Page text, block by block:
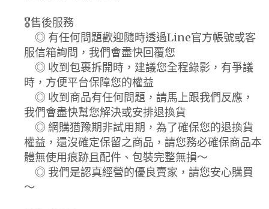
🎖️售後服務
◎ 有任何問題歡迎隨時透過Line官方帳號或客
服信箱詢問，我們會盡快回覆您
◎ 收到包裹拆開時，建議您全程錄影，有爭議
時，方便平台保障您的權益
◎ 收到商品有任何問題，請馬上跟我們反應，
我們會盡快幫您解決或安排退換貨
◎ 網購猶豫期非試用期，為了確保您的退換貨
權益，還沒確定保留之商品，請您務必確保商品本
體無使用痕跡且配件、包裝完整無損～
◎ 我們是認真經營的優良賣家，請您安心購買
～